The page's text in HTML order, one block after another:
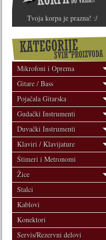
Tvoja korpa je prazna! :/
Mikrofoni i Oprema
Gitare / Bass
Pojačala Gitarska
Gudački Instrumenti
Duvački Instrumenti
Klaviri / Klavijature
Štimeri i Metronomi
Žice
Stalci
Kablovi
Konektori
Servis/Rezervni delovi